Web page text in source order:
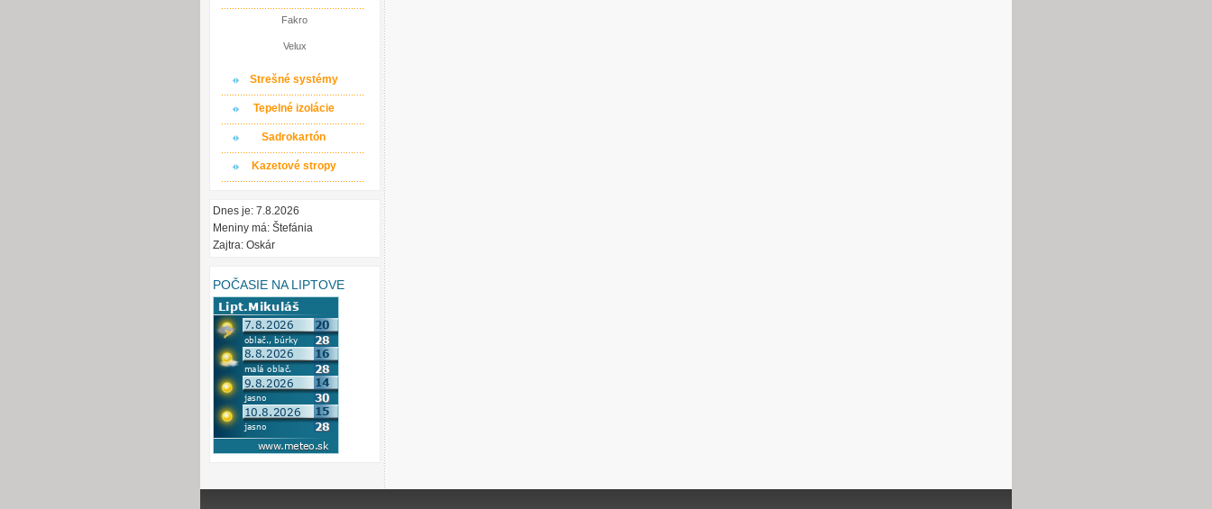
Fakro
Velux
Strešné systémy
Tepelné izolácie
Sadrokartón
Kazetové stropy
Dnes je: 7.8.2026
Meniny má: Štefánia
Zajtra: Oskár
POČASIE NA LIPTOVE